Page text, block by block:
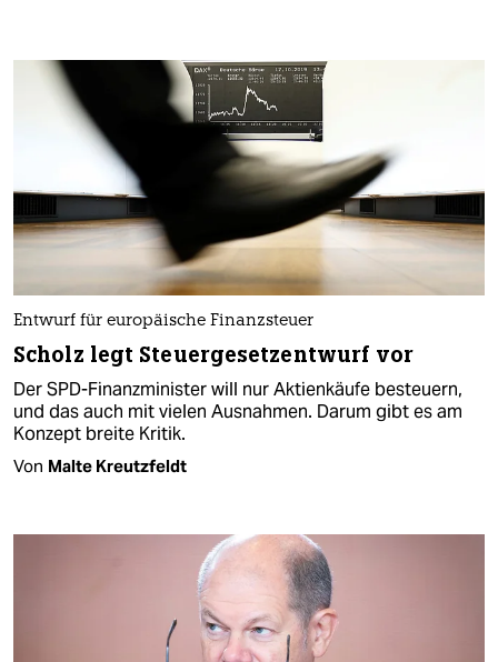
Entwurf für europäische Finanzsteuer
Scholz legt Steuergesetzentwurf vor
Der SPD-Finanzminister will nur Aktienkäufe besteuern,
und das auch mit vielen Ausnahmen. Darum gibt es am
Konzept breite Kritik.
Von Malte Kreutzfeldt